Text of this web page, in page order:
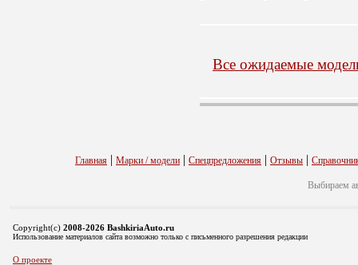
Все ожидаемые
Главная | Марки / модели | Спецпредложения | Отзывы |
Выбираем
Copyright(c) 2008-2026 BashkiriaAuto.ru
Использование материалов сайта возможно только с письменного разрешения редакции
О проекте